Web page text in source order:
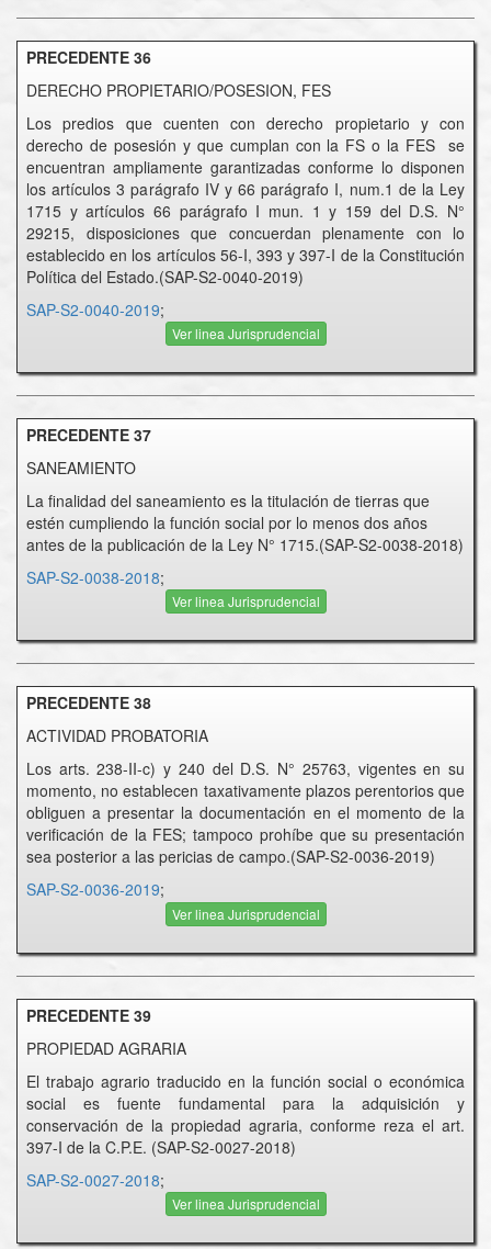
PRECEDENTE 36
DERECHO PROPIETARIO/POSESION, FES
Los predios que cuenten con derecho propietario y con
derecho de posesión y que cumplan con la FS o la FES se
encuentran ampliamente garantizadas conforme lo disponen
los artículos 3 parágrafo IV y 66 parágrafo I, num.1 de la Ley
1715 y artículos 66 parágrafo I mun. 1 y 159 del D.S. N°
29215, disposiciones que concuerdan plenamente con lo
establecido en los artículos 56-I, 393 y 397-I de la Constitución
Política del Estado.(SAP-S2-0040-2019)
SAP-S2-0040-2019;
Ver linea Jurisprudencial
PRECEDENTE 37
SANEAMIENTO
La finalidad del saneamiento es la titulación de tierras que
estén cumpliendo la función social por lo menos dos años
antes de la publicación de la Ley N° 1715.(SAP-S2-0038-2018)
SAP-S2-0038-2018;
Ver linea Jurisprudencial
PRECEDENTE 38
ACTIVIDAD PROBATORIA
Los arts. 238-II-c) y 240 del D.S. N° 25763, vigentes en su
momento, no establecen taxativamente plazos perentorios que
obliguen a presentar la documentación en el momento de la
verificación de la FES; tampoco prohíbe que su presentación
sea posterior a las pericias de campo.(SAP-S2-0036-2019)
SAP-S2-0036-2019;
Ver linea Jurisprudencial
PRECEDENTE 39
PROPIEDAD AGRARIA
El trabajo agrario traducido en la función social o económica
social es fuente fundamental para la adquisición y
conservación de la propiedad agraria, conforme reza el art.
397-I de la C.P.E. (SAP-S2-0027-2018)
SAP-S2-0027-2018;
Ver linea Jurisprudencial